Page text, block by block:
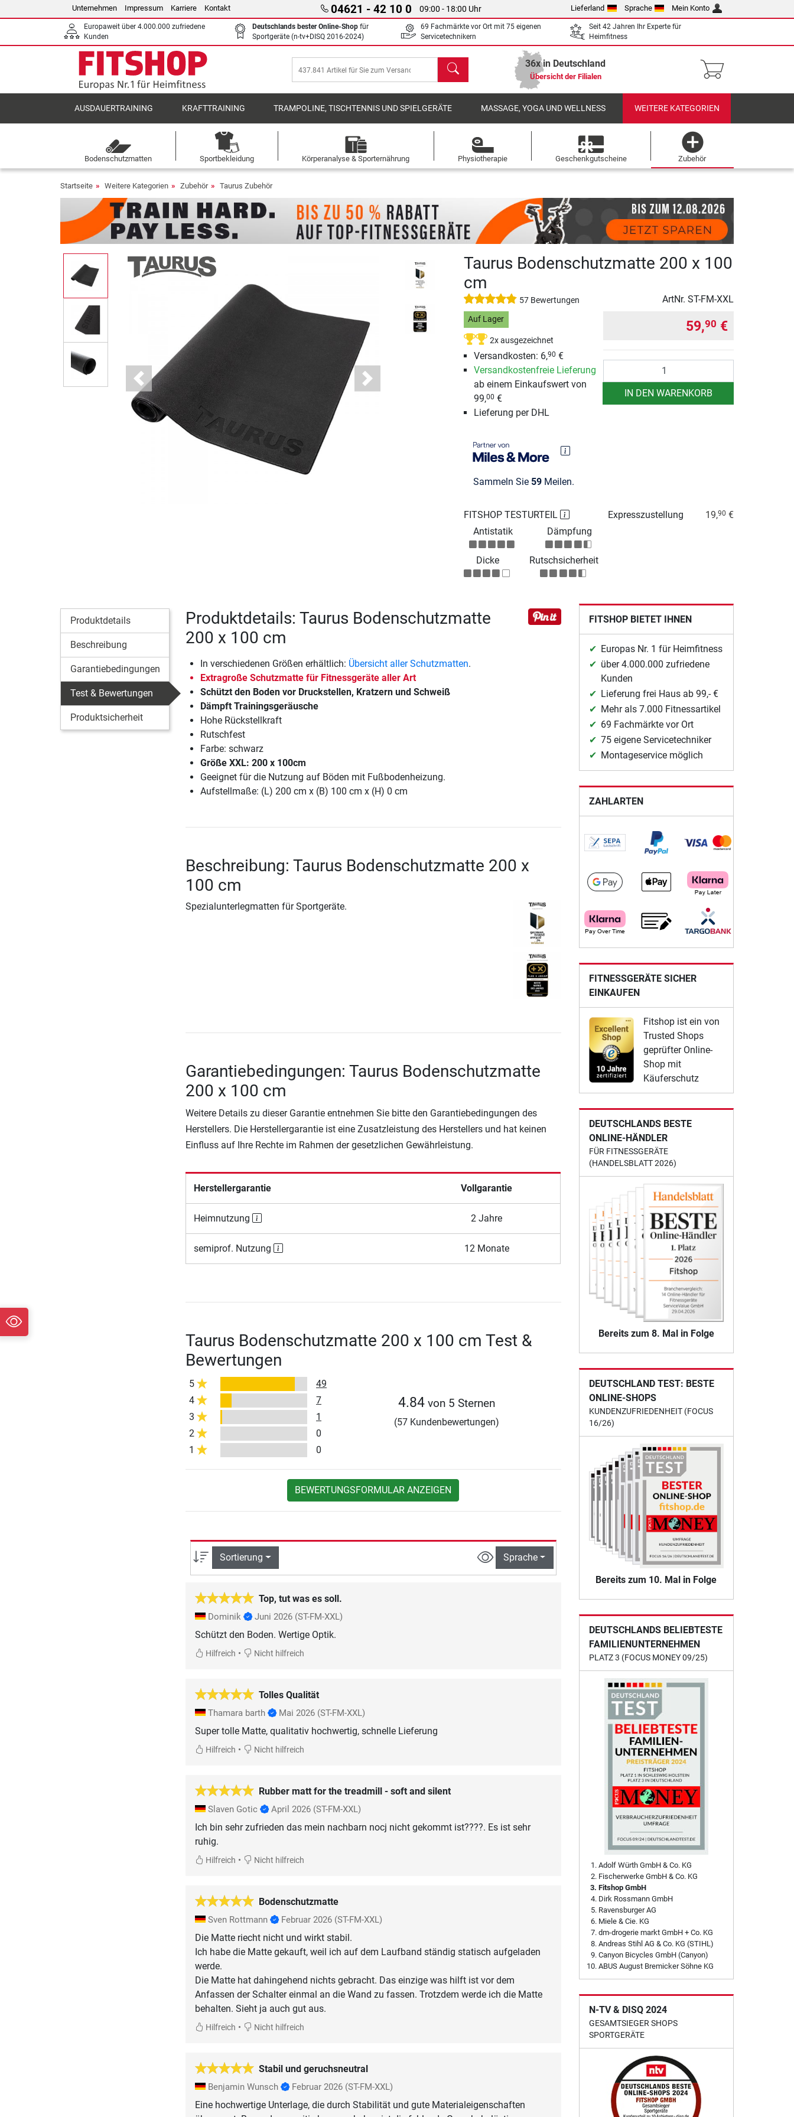
Unternehmen Impressum Karriere Kontakt 04621 - 42 10 0 09:00 - 18:00 Uhr Lieferland Sprache Mein Konto
Europaweit über 4.000.000 zufriedene
Kunden
Deutschlands bester Online-Shop für
Sportgeräte (n-tv+DISQ 2016-2024)
69 Fachmärkte vor Ort mit 75 eigenen
Servicetechnikern
Seit 42 Jahren Ihr Experte für
Heimfitness
Suchen 36x in Deutschland
Übersicht der Filialen
AUSDAUERTRAINING KRAFTTRAINING TRAMPOLINE, TISCHTENNIS UND SPIELGERÄTE MASSAGE, YOGA UND WELLNESS WEITERE KATEGORIEN
Bodenschutzmatten Sportbekleidung Körperanalyse & Sporternährung Physiotherapie Geschenkgutscheine Zubehör
Startseite Weitere Kategorien Zubehör Taurus Zubehör
Previous Next
Taurus Bodenschutzmatte 200 x 100
cm
57 Bewertungen ArtNr. ST-FM-XXL
Auf Lager
2x ausgezeichnet
Versandkosten: 6,90 €
Versandkostenfreie Lieferung
ab einem Einkaufswert von
99,00 €
Lieferung per DHL
Sammeln Sie 59Meilen.
59,90 €
IN DEN WARENKORB
FITSHOP TESTURTEIL
Antistatik
Dämpfung
Dicke Rutschsicherheit
Expresszustellung 19,90 €
Produktdetails
Beschreibung
Garantiebedingungen
Test & Bewertungen
Produktsicherheit
Produktdetails: Taurus Bodenschutzmatte
200 x 100 cm
In verschiedenen Größen erhältlich: Übersicht aller Schutzmatten.
Extragroße Schutzmatte für Fitnessgeräte aller Art
Schützt den Boden vor Druckstellen, Kratzern und Schweiß
Dämpft Trainingsgeräusche
Hohe Rückstellkraft
Rutschfest
Farbe: schwarz
Größe XXL: 200 x 100cm
Geeignet für die Nutzung auf Böden mit Fußbodenheizung.
Aufstellmaße: (L) 200 cm x (B) 100 cm x (H) 0 cm
Beschreibung: Taurus Bodenschutzmatte 200 x
100 cm
Spezialunterlegmatten für Sportgeräte.
Garantiebedingungen: Taurus Bodenschutzmatte
200 x 100 cm
Weitere Details zu dieser Garantie entnehmen Sie bitte den Garantiebedingungen des
Herstellers. Die Herstellergarantie ist eine Zusatzleistung des Herstellers und hat keinen
Einfluss auf Ihre Rechte im Rahmen der gesetzlichen Gewährleistung.
Herstellergarantie Vollgarantie
Heimnutzung 2 Jahre
semiprof. Nutzung 12 Monate
Taurus Bodenschutzmatte 200 x 100 cm Test &
Bewertungen
5
49
4
7
3
1
2
0
1
0
4.84 von 5 Sternen
(57 Kundenbewertungen)
BEWERTUNGSFORMULAR ANZEIGEN
Sortierung Sprache
Top, tut was es soll.
Dominik Juni 2026 (ST-FM-XXL)
Schützt den Boden. Wertige Optik.
Hilfreich • Nicht hilfreich
Tolles Qualität
Thamara barth Mai 2026 (ST-FM-XXL)
Super tolle Matte, qualitativ hochwertig, schnelle Lieferung
Hilfreich • Nicht hilfreich
Rubber matt for the treadmill - soft and silent
Slaven Gotic April 2026 (ST-FM-XXL)
Ich bin sehr zufrieden das mein nachbarn nocj nicht gekommt ist????. Es ist sehr
ruhig.
Hilfreich • Nicht hilfreich
Bodenschutzmatte
Sven Rottmann Februar 2026 (ST-FM-XXL)
Die Matte riecht nicht und wirkt stabil.
Ich habe die Matte gekauft, weil ich auf dem Laufband ständig statisch aufgeladen
werde.
Die Matte hat dahingehend nichts gebracht. Das einzige was hilft ist vor dem
Anfassen der Schalter einmal an die Wand zu fassen. Trotzdem werde ich die Matte
behalten. Sieht ja auch gut aus.
Hilfreich • Nicht hilfreich
Stabil und geruchsneutral
Benjamin Wunsch Februar 2026 (ST-FM-XXL)
Eine hochwertige Unterlage, die durch Stabilität und gute Materialeigenschaften
FITSHOP BIETET IHNEN
Europas Nr. 1 für Heimfitness
über 4.000.000 zufriedene
Kunden
Lieferung frei Haus ab 99,- €
Mehr als 7.000 Fitnessartikel
69 Fachmärkte vor Ort
75 eigene Servicetechniker
Montageservice möglich
ZAHLARTEN
FITNESSGERÄTE SICHER
EINKAUFEN
Fitshop ist ein von
Trusted Shops
geprüfter Online-
Shop mit
Käuferschutz
DEUTSCHLANDS BESTE
ONLINE-HÄNDLER
FÜR FITNESSGERÄTE
(HANDELSBLATT 2026)
Bereits zum 8. Mal in Folge
DEUTSCHLAND TEST: BESTE
ONLINE-SHOPS
KUNDENZUFRIEDENHEIT (FOCUS
16/26)
Bereits zum 10. Mal in Folge
DEUTSCHLANDS BELIEBTESTE
FAMILIENUNTERNEHMEN
PLATZ 3 (FOCUS MONEY 09/25)
Adolf Würth GmbH & Co. KG
Fischerwerke GmbH & Co. KG
Fitshop GmbH
Dirk Rossmann GmbH
Ravensburger AG
Miele & Cie. KG
dm-drogerie markt GmbH + Co. KG
Andreas Stihl AG & Co. KG (STIHL)
Canyon Bicycles GmbH (Canyon)
ABUS August Bremicker Söhne KG
N-TV & DISQ 2024
GESAMTSIEGER SHOPS
SPORTGERÄTE